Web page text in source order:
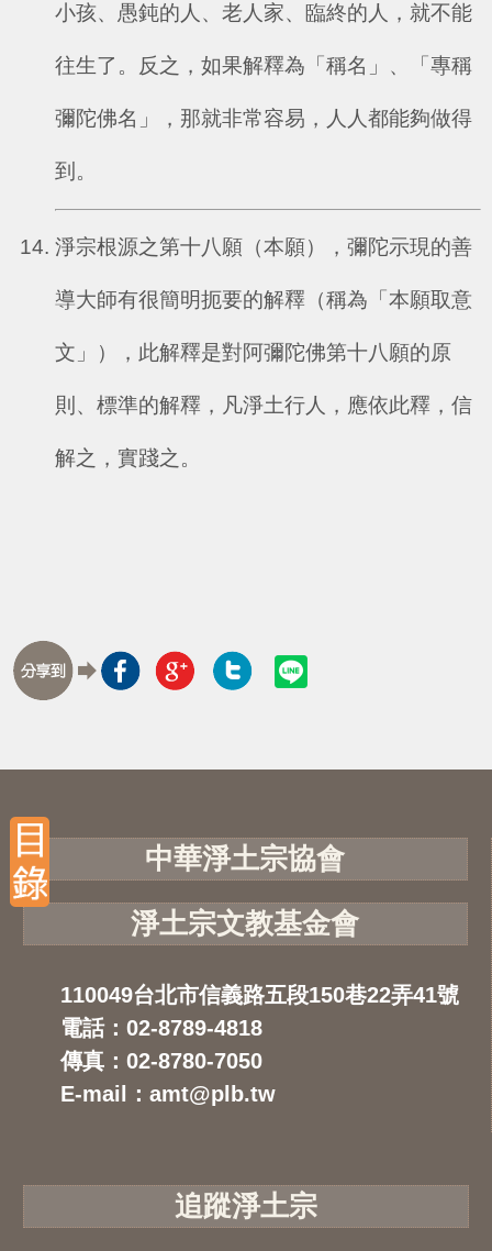
小孩、愚鈍的人、老人家、臨終的人，就不能
往生了。反之，如果解釋為「稱名」、「專稱
彌陀佛名」，那就非常容易，人人都能夠做得
到。
淨宗根源之第十八願（本願），彌陀示現的善
導大師有很簡明扼要的解釋（稱為「本願取意
文」），此解釋是對阿彌陀佛第十八願的原
則、標準的解釋，凡淨土行人，應依此釋，信
解之，實踐之。
中華淨土宗協會
淨土宗文教基金會
110049台北市信義路五段150巷22弄41號
電話：02-8789-4818
傳真：02-8780-7050
E-mail：amt@plb.tw
追蹤淨土宗